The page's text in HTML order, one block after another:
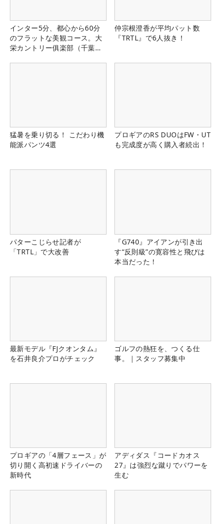
インター5分、都心から60分
のフラットな美観コース。大
栄カントリー俱楽部（千葉
仲宗根澄香が平均パット数
『TRTL』で6人抜き！
猛暑を乗り切る！ こだわり機
能派パンツ4選
プロギアのRS DUOはFW・UT
も完成度が高く購入者続出！
パターこじらせ記者が
「TRTL」で大改善
『G740』アイアンが引き出
す“反則級”の寛容性と飛びは
本当だった！
最新モデル『FJクオンタム』
を石井良介プロがチェック
ゴルフの熱狂を、つくる仕
事。｜スタッフ募集中
プロギアの「4層フェース」が
切り開く高初速ドライバーの
新時代
アディダス『コードカオス
27』は強烈な蹴りでパワーを
生む